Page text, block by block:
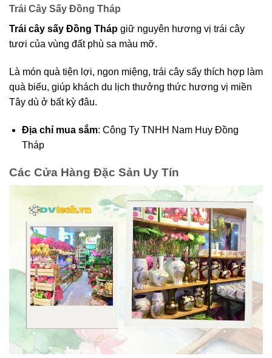
Trái Cây Sấy Đồng Tháp
Trái cây sấy Đồng Tháp giữ nguyên hương vị trái cây
tươi của vùng đất phù sa màu mỡ.
Là món quà tiện lợi, ngon miệng, trái cây sấy thích hợp làm
quà biếu, giúp khách du lịch thưởng thức hương vị miền
Tây dù ở bất kỳ đâu.
Địa chỉ mua sắm: Công Ty TNHH Nam Huy Đồng
Tháp
Các Cửa Hàng Đặc Sản Uy Tín